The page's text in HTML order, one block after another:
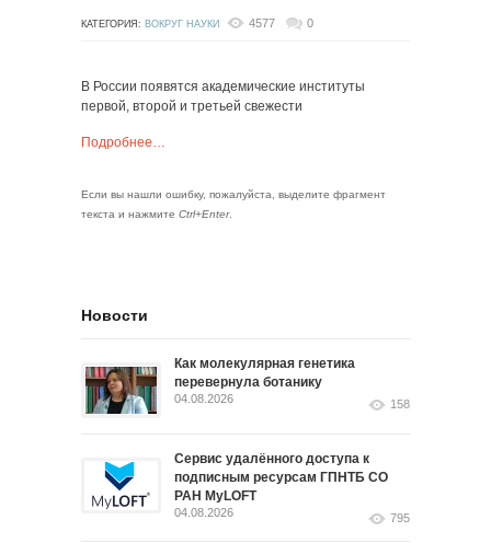
КАТЕГОРИЯ: ВОКРУГ НАУКИ 4577 0
В России появятся академические институты
первой, второй и третьей свежести
Подробнее…
Если вы нашли ошибку, пожалуйста, выделите фрагмент
текста и нажмите Ctrl+Enter.
Новости
Как молекулярная генетика
перевернула ботанику
04.08.2026 158
Сервис удалённого доступа к
подписным ресурсам ГПНТБ СО
РАН MyLOFT
04.08.2026 795